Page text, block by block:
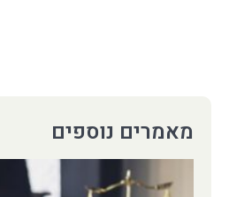
מאמרים נוספים